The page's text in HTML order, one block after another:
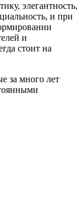
элегантность,
и при
и
стоит на
за много лет